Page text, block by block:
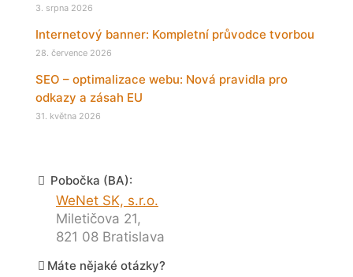
3. srpna 2026
Internetový banner: Kompletní průvodce tvorbou
28. července 2026
SEO – optimalizace webu: Nová pravidla pro
odkazy a zásah EU
31. května 2026
Pobočka (BA):
WeNet SK, s.r.o.
Miletičova 21,
821 08 Bratislava
Máte nějaké otázky?